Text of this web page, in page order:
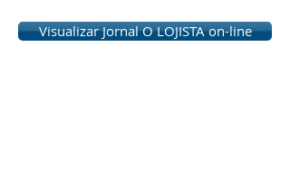
Visualizar Jornal O LOJISTA on-line